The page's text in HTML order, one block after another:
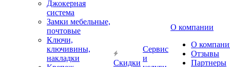
Джокерная
система
Замки мебельные,
почтовые
Ключи,
ключивины,
накладки
Скидки
Сервис
и
О компании
О
Отзывы
Партнеры